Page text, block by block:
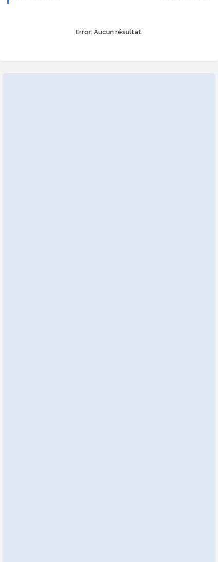
Error:Aucun résultat.